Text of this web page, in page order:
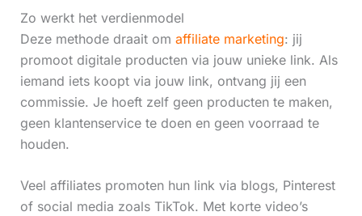
Zo werkt het verdienmodel
Deze methode draait om affiliate marketing: jij
promoot digitale producten via jouw unieke link. Als
iemand iets koopt via jouw link, ontvang jij een
commissie. Je hoeft zelf geen producten te maken,
geen klantenservice te doen en geen voorraad te
houden.
Veel affiliates promoten hun link via blogs, Pinterest
of social media zoals TikTok. Met korte video’s